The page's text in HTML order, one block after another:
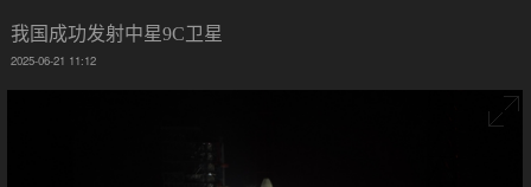
我国成功发射中星9C卫星
2025-06-21 11:12